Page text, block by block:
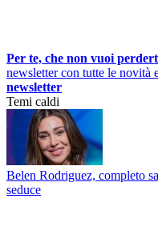
Per te, che non vuoi
newsletter con tutte le novità
newsletter
Temi caldi
Belen Rodriguez, completo
seduce